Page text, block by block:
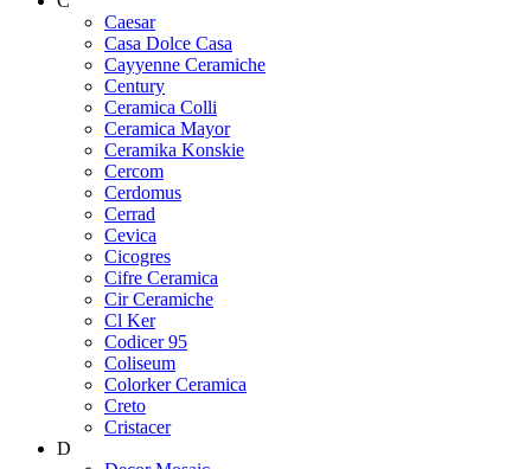
Caesar
Casa Dolce Casa
Cayyenne Ceramiche
Century
Ceramica Colli
Ceramica Mayor
Ceramika Konskie
Cercom
Cerdomus
Cerrad
Cevica
Cicogres
Cifre Ceramica
Cir Ceramiche
Cl Ker
Codicer 95
Coliseum
Colorker Ceramica
Creto
Cristacer
D